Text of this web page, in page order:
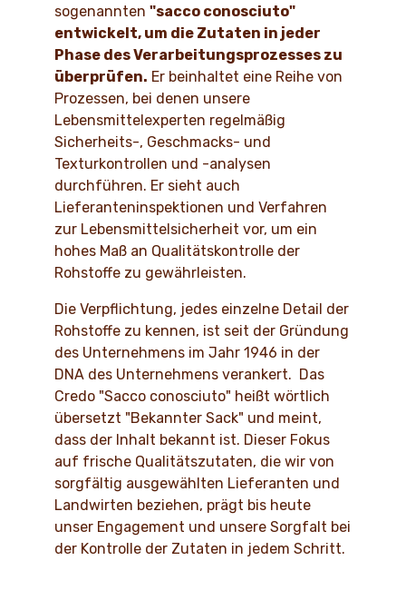
sogenannten "sacco conosciuto"
entwickelt, um die Zutaten in jeder
Phase des Verarbeitungsprozesses zu
überprüfen. Er beinhaltet eine Reihe von
Prozessen, bei denen unsere
Lebensmittelexperten regelmäßig
Sicherheits-, Geschmacks- und
Texturkontrollen und -analysen
durchführen. Er sieht auch
Lieferanteninspektionen und Verfahren
zur Lebensmittelsicherheit vor, um ein
hohes Maß an Qualitätskontrolle der
Rohstoffe zu gewährleisten.
Die Verpflichtung, jedes einzelne Detail der
Rohstoffe zu kennen, ist seit der Gründung
des Unternehmens im Jahr 1946 in der
DNA des Unternehmens verankert. Das
Credo "Sacco conosciuto" heißt wörtlich
übersetzt "Bekannter Sack" und meint,
dass der Inhalt bekannt ist. Dieser Fokus
auf frische Qualitätszutaten, die wir von
sorgfältig ausgewählten Lieferanten und
Landwirten beziehen, prägt bis heute
unser Engagement und unsere Sorgfalt bei
der Kontrolle der Zutaten in jedem Schritt.